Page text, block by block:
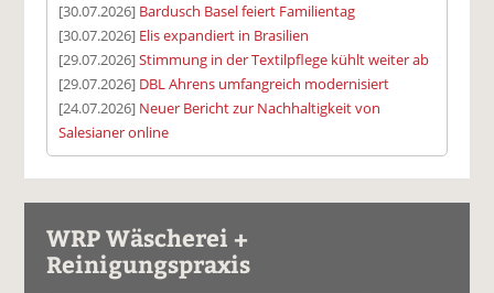
[30.07.2026] Bardusch Basel feiert Familientag
[30.07.2026] Elis expandiert in Brasilien
[29.07.2026]Stimmung in der Textilpflege kühlt weiter ab
[29.07.2026] DBL Ahrens umfangreich modernisiert
[24.07.2026] Neuer Bericht zur Nachhaltigkeit von
Salesianer online
WRP Wäscherei +
Reinigungspraxis